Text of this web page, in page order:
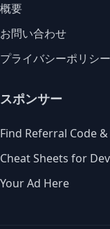
概要
お問い合わせ
プライバシーポリシー
スポンサー
Find Referral Code
Cheat Sheets for
Your Ad Here